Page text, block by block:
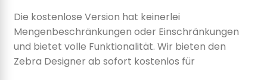
Die kostenlose Version hat keinerlei
Mengenbeschränkungen oder Einschränkungen
und bietet volle Funktionalität. Wir bieten den
Zebra Designer ab sofort kostenlos für